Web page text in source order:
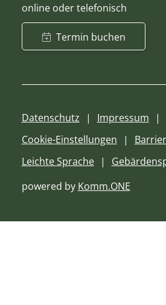
online oder telefonisch
Termin buchen
Datenschutz
Impressum
Cookie-Einstellungen
Leichte Sprache
powered by Komm.ONE